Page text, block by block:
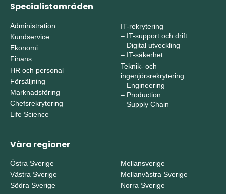
Specialistområden
Administration
Kundservice
Ekonomi
Finans
HR och personal
Försäljning
Marknadsföring
Chefsrekrytering
Life Science
IT-rekrytering
– IT-support och drift
– Digital utveckling
– IT-säkerhet
Teknik- och
ingenjörsrekrytering
– Engineering
– Production
– Supply Chain
Våra regioner
Östra Sverige
Västra Sverige
Södra Sverige
Mellansverige
Mellanvästra Sverige
Norra Sverige